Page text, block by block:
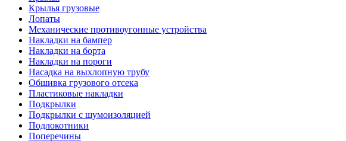
Крылья грузовые
Лопаты
Механические противоугонные устройства
Накладки на бампер
Накладки на борта
Накладки на пороги
Насадка на выхлопную трубу
Обшивка грузового отсека
Пластиковые накладки
Подкрылки
Подкрылки с шумоизоляцией
Подлокотники
Поперечины